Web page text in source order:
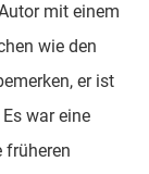
mit einem
wie den
er ist
war eine
früheren